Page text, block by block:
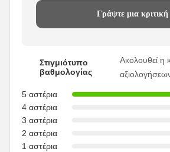
Γράψτε μια κριτική
Στιγμιότυπο
βαθμολογίας
Ακολουθεί η
5 αστέρια
4 αστέρια
3 αστέρια
2 αστέρια
1 αστέρια